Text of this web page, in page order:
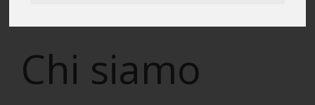
Chi siamo